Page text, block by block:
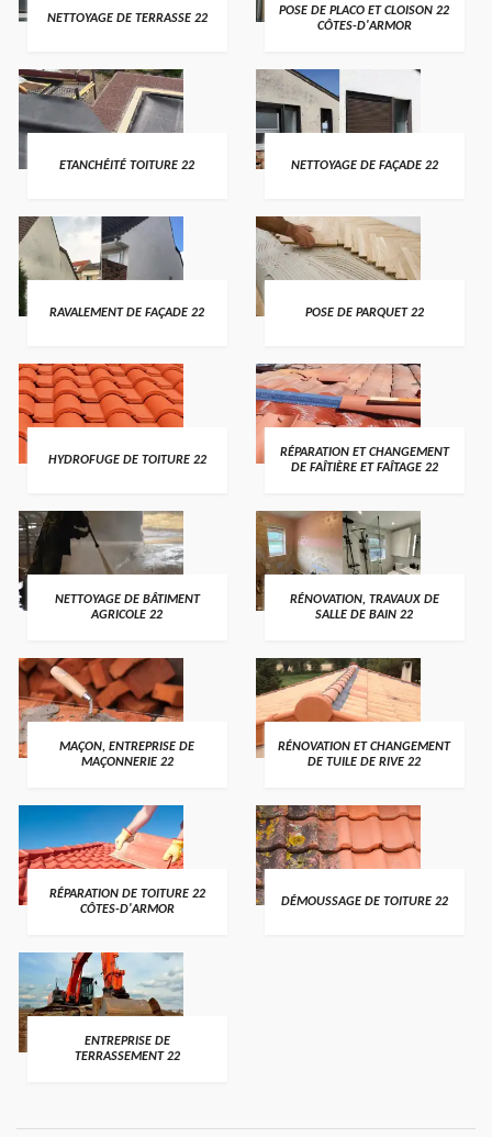
NETTOYAGE DE TERRASSE 22
POSE DE PLACO ET CLOISON 22
CÔTES-D'ARMOR
ETANCHÉITÉ TOITURE 22 NETTOYAGE DE FAÇADE 22
RAVALEMENT DE FAÇADE 22 POSE DE PARQUET 22
HYDROFUGE DE TOITURE 22
RÉPARATION ET CHANGEMENT
DE FAÎTIÈRE ET FAÎTAGE 22
NETTOYAGE DE BÂTIMENT
AGRICOLE 22
RÉNOVATION, TRAVAUX DE
SALLE DE BAIN 22
MAÇON, ENTREPRISE DE
MAÇONNERIE 22
RÉNOVATION ET CHANGEMENT
DE TUILE DE RIVE 22
RÉPARATION DE TOITURE 22
CÔTES-D'ARMOR
DÉMOUSSAGE DE TOITURE 22
ENTREPRISE DE
TERRASSEMENT 22